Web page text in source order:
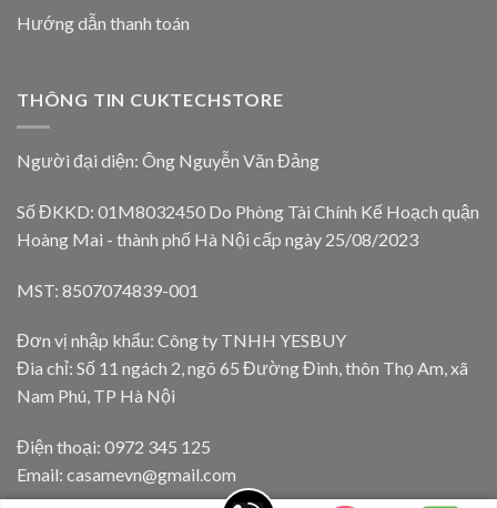
Hướng dẫn thanh toán
THÔNG TIN CUKTECHSTORE
Người đại diện: Ông Nguyễn Văn Đảng
Số ĐKKD: 01M8032450 Do Phòng Tài Chính Kế Hoạch quận
Hoàng Mai - thành phố Hà Nội cấp ngày 25/08/2023
MST: 8507074839-001
Đơn vị nhập khẩu: Công ty TNHH YESBUY
Đia chỉ: Số 11 ngách 2, ngõ 65 Đường Đình, thôn Thọ Am, xã
Nam Phú, TP Hà Nội
Điện thoại: 0972 345 125
Email: casamevn@gmail.com